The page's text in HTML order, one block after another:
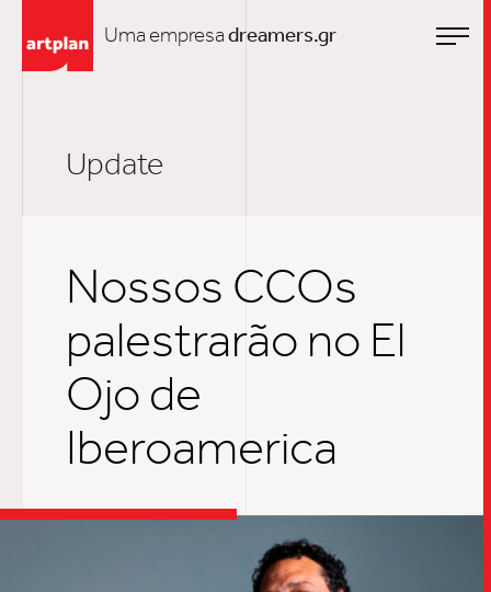
Uma empresadreamers.gr
Update
Nossos CCOs
palestrarão no El
Ojo de
Iberoamerica